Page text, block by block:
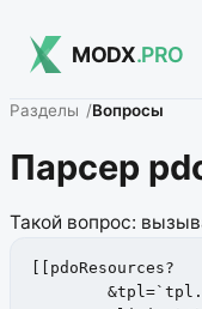
MODX.PRO
Разделы Вопросы
Парсер
Такой вопрос:
[[pdoResources?